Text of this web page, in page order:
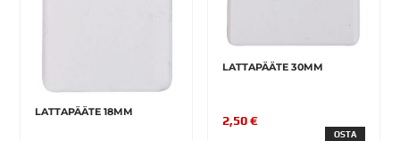
LATTAPÄÄTE 18MM
LATTAPÄÄTE 30MM
2,50 €
OSTA